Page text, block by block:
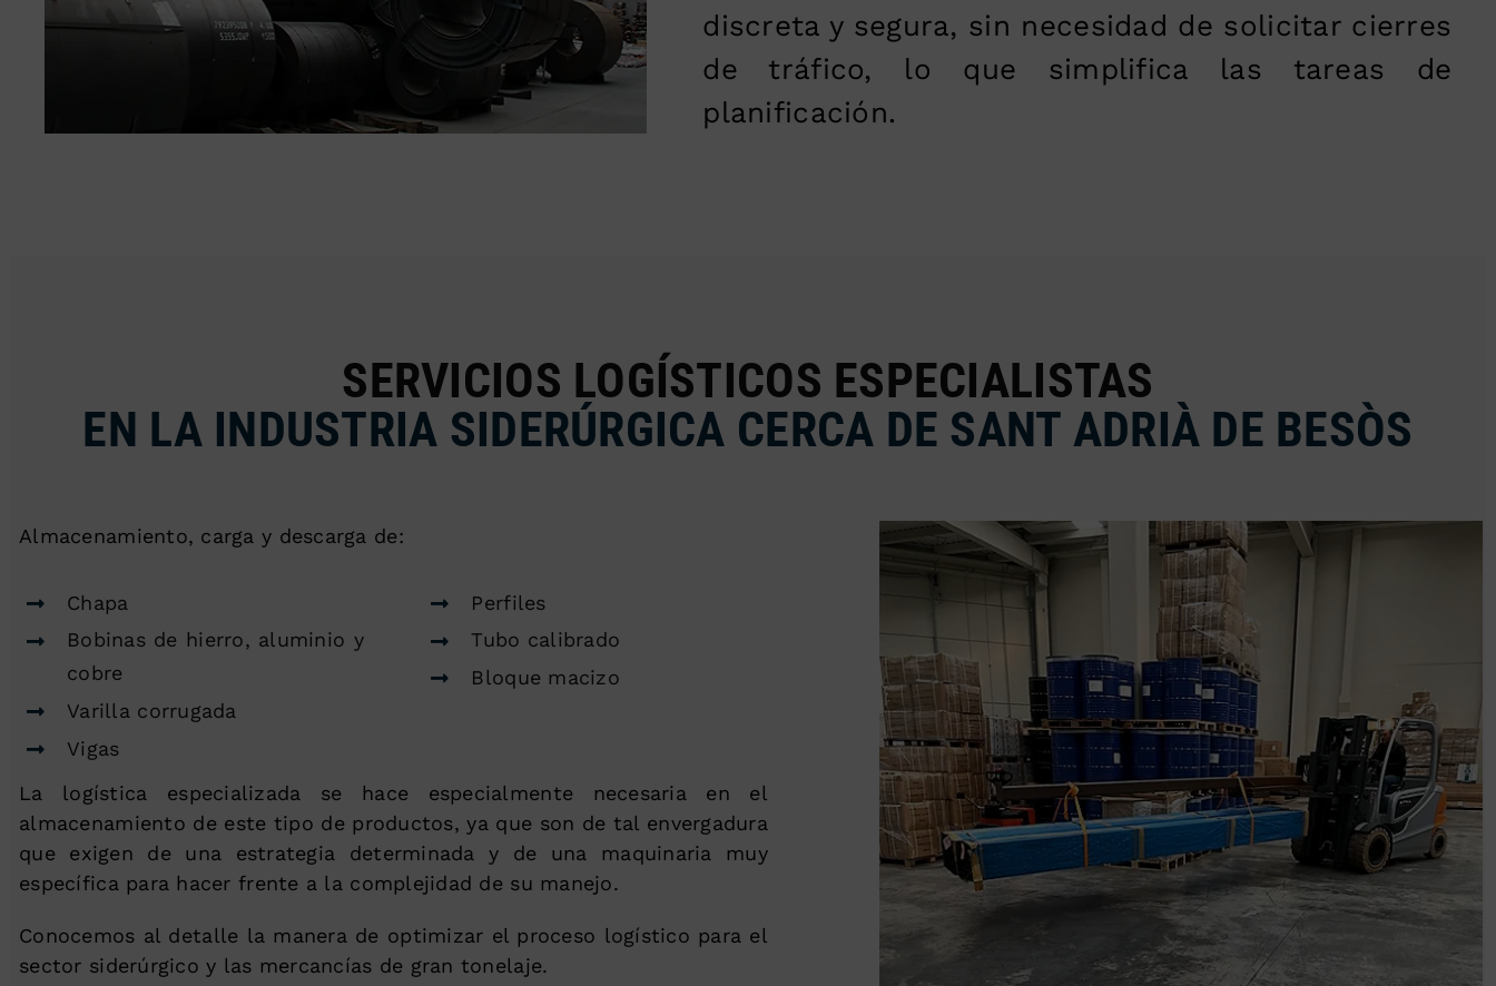
discreta y segura, sin necesidad de solicitar cierres
de tráfico, lo que simplifica las tareas de
planificación.
SERVICIOS LOGÍSTICOS ESPECIALISTAS
EN LA INDUSTRIA SIDERÚRGICA CERCA DE SANT ADRIÀ DE BESÒS
Almacenamiento, carga y descarga de:
Chapa
Bobinas de hierro, aluminio y
cobre
Varilla corrugada
Vigas
Perfiles
Tubo calibrado
Bloque macizo
La logística especializada se hace especialmente necesaria en el
almacenamiento de este tipo de productos, ya que son de tal envergadura
que exigen de una estrategia determinada y de una maquinaria muy
específica para hacer frente a la complejidad de su manejo.
Conocemos al detalle la manera de optimizar el proceso logístico para el
sector siderúrgico y las mercancías de gran tonelaje.